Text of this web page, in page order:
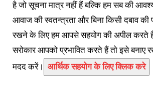
है जो सूचना मात्र नहीं हैं बल्कि हम सब की
आवाज की स्वतन्त्रता और बिना किसी दबाव की
रखने के लिए हम आपसे सहयोग की अपील करते
सरोकार आपको प्रभावित करते हैं तो इसे बनाए
मदद करें। आर्थिक सहयोग के लिए क्लिक करे